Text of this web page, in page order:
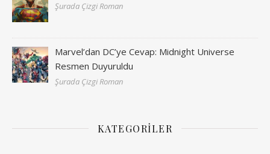
Şurada Çizgi Roman
Marvel’dan DC’ye Cevap: Midnight Universe
Resmen Duyuruldu
Şurada Çizgi Roman
KATEGORILER